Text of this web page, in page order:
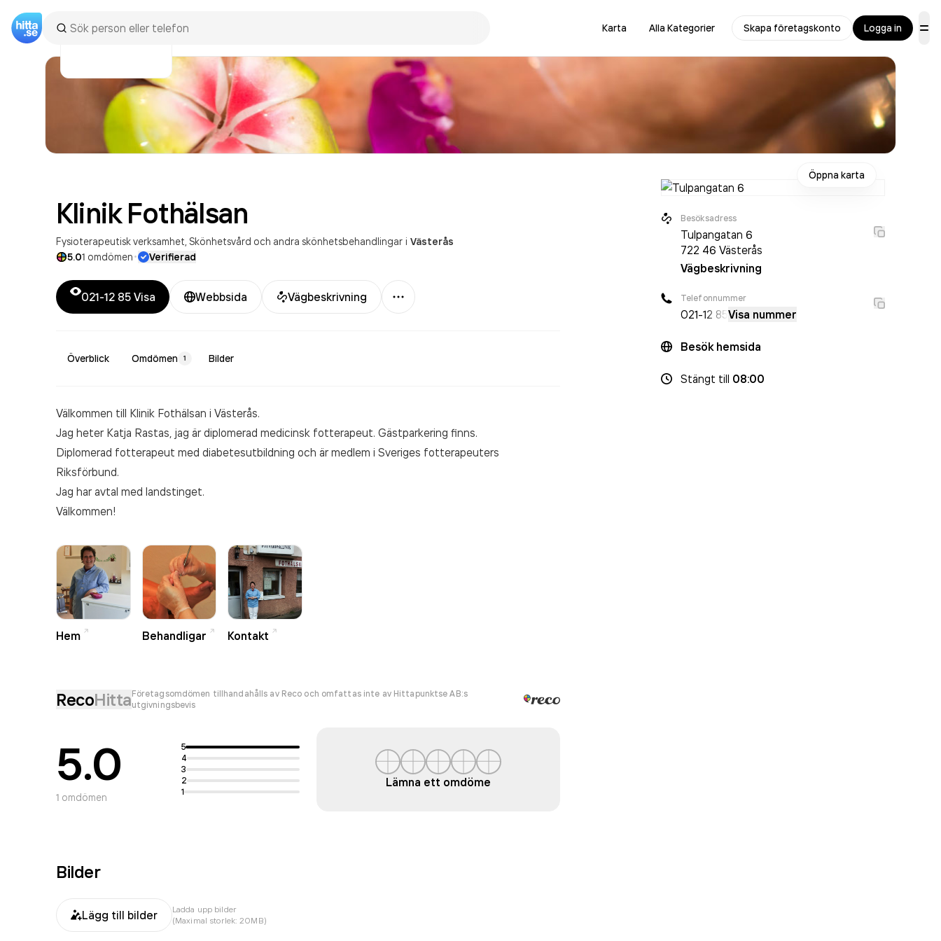
Karta Alla Kategorier Skapa företagskonto Logga in
Klinik Fothälsan
Fysioterapeutisk verksamhet Skönhetsvård och andra skönhetsbehandlingar i Västerås
5.01 omdömen· Verifierad
021-12 85 Visa Webbsida Vägbeskrivning
Mer
Överblick Omdömen 1 Bilder
Välkommen till Klinik Fothälsan i Västerås.
Jag heter Katja Rastas, jag är diplomerad medicinsk fotterapeut. Gästparkering finns.
Diplomerad fotterapeut med diabetesutbildning och är medlem i Sveriges fotterapeuters
Riksförbund.
Jag har avtal med landstinget.
Välkommen!
Hem Behandligar Kontakt
RecoHittaFöretagsomdömen tillhandahålls av Reco och omfattas inte av Hittapunktse AB:s
utgivningsbevis
5.0
1 omdömen
5
4
3
2
1
Lämna ett omdöme
Bilder
Lägg till bilder
Ladda upp bilder
(Maximal storlek: 20MB)
Öppna karta
Besöksadress
Tulpangatan 6
722 46 Västerås
Vägbeskrivning
Telefonnummer
021-12 85Visa nummer
Besök hemsida
Stängt till 08:00